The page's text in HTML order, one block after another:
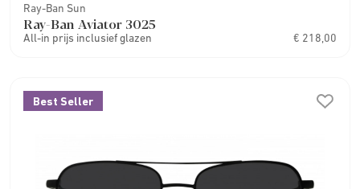
Ray-Ban Sun
Ray-Ban Aviator 3025
All-in prijs inclusief glazen € 218,00
Best Seller